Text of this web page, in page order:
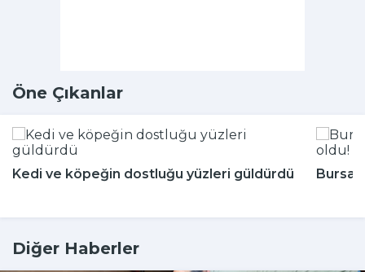
Öne Çıkanlar
Kedi ve köpeğin dostluğu yüzleri güldürdü
Diğer Haberler